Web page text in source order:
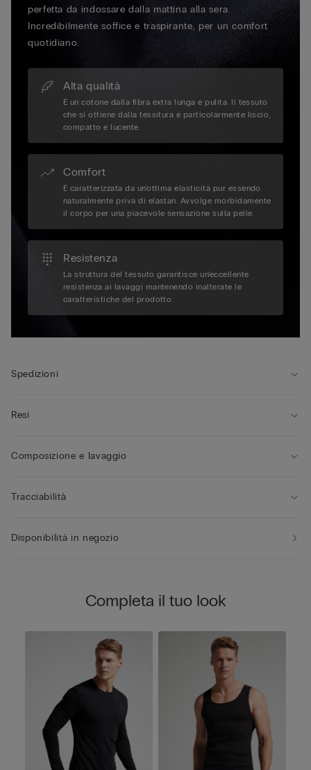
perfetta da indossare dalla mattina alla sera.
Incredibilmente soffice e traspirante, per un comfort
quotidiano.
Alta qualità
È un cotone dalla fibra extra lunga e pulita. Il tessuto
che si ottiene dalla tessitura è particolarmente liscio,
compatto e lucente.
Comfort
È caratterizzata da un'ottima elasticità pur essendo
naturalmente priva di elastan. Avvolge morbidamente
il corpo per una piacevole sensazione sulla pelle.
Resistenza
La struttura del tessuto garantisce un'eccellente
resistenza ai lavaggi mantenendo inalterate le
caratteristiche del prodotto.
Spedizioni
Resi
Composizione e lavaggio
Tracciabilità
Disponibilità in negozio
Completa il tuo look